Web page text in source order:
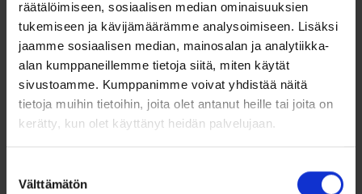
räätälöimiseen, sosiaalisen median ominaisuuksien
tukemiseen ja kävijämäärämme analysoimiseen. Lisäksi
jaamme sosiaalisen median, mainosalan ja analytiikka-
alan kumppaneillemme tietoja siitä, miten käytät
sivustoamme. Kumppanimme voivat yhdistää näitä
tietoja muihin tietoihin, joita olet antanut heille tai joita on
kerätty, kun olet käyttänyt heidän palvelujaan.
valinta
Välttämätön
Kihlasormus
titaani-musta PVD
Bosie TICMPVD-
128-6 TA...
Arvostelu
tuotteesta:
82,00 €
Musta taottu titaanisormus 6mm
Valitse malli
Schalins
Titaanikihlasormus
Ice-kuviolla 6mm
199,00 €
Schalins titaanikihlasormus 6
mm Ice pintakuvioinnilla....